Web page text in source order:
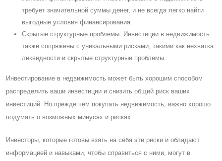
требует значительной суммы денег, и не всегда легко найти
выгодные условия финансирования.
Cкрытые структурные проблемы: Инвестиции в недвижимость
также сопряжены с уникальными рисками, такими как нехватка
ликвидности и скрытые структурные проблемы.
Инвестирование в недвижимость может быть хорошим способом
распределить ваши инвестиции и снизить общий риск ваших
инвестиций. Но прежде чем покупать недвижимость, важно хорошо
подумать о возможных минусах и рисках.
Инвесторы, которые готовы взять на себя эти риски и обладают
информацией и навыками, чтобы справиться с ними, могут в